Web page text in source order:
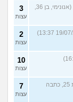
(אנונימי, בן 36,
3
עצות
2
עצות
10
עצות
(נהגת לחוצה, בת 25, כתבה
7
עצות